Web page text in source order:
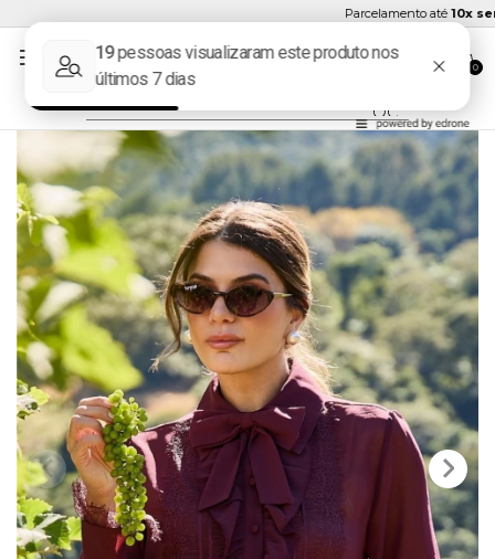
Parcelamento até10x sem
0